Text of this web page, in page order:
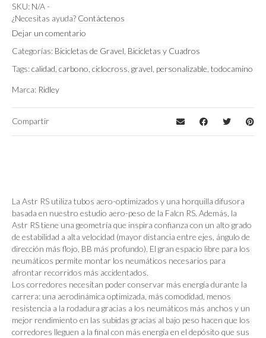
Talla
Color
Montaje Sram Force XPLR
SKU: N/A-
¿Necesitas ayuda? Contáctenos
Dejar un comentario
Categorías: Bicicletas de Gravel Bicicletas y Cuadros
Tags:calidad carbono ciclocross gravel personalizable todocamino
Marca: Ridley
Compartir
La Astr RS utiliza tubos aero-optimizados y una horquilla difusora
basada en nuestro estudio aero-peso de la Falcn RS. Además, la
Astr RS tiene una geometría que inspira confianza con un alto grado
de estabilidad a alta velocidad (mayor distancia entre ejes, ángulo de
dirección más flojo, BB más profundo). El gran espacio libre para los
neumáticos permite montar los neumáticos necesarios para
afrontar recorridos más accidentados.
Los corredores necesitan poder conservar más energía durante la
carrera: una aerodinámica optimizada, más comodidad, menos
resistencia a la rodadura gracias a los neumáticos más anchos y un
mejor rendimiento en las subidas gracias al bajo peso hacen que los
corredores lleguen a la final con más energía en el depósito que sus